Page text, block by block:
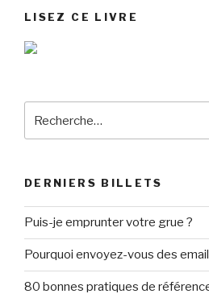
LISEZ CE LIVRE
pour
DERNIERS BILLETS
Puis-je emprunter votre grue ?
Pourquoi envoyez-vous des
80 bonnes pratiques de